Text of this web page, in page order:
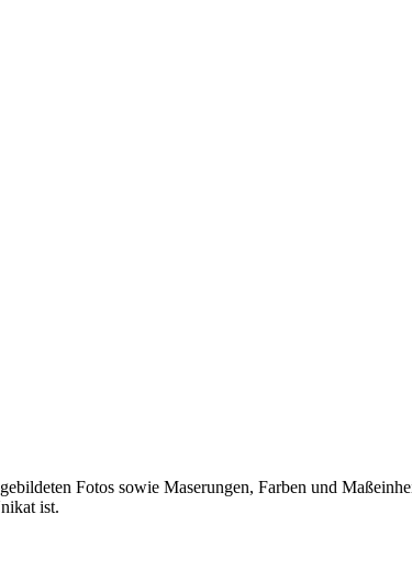
Fotos sowie Maserungen, Farben und
ist.